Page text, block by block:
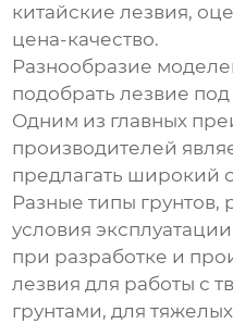
китайские лезвия,
цена-качество.
Разнообразие
подобрать лезвие под
Одним из главных
производителей
предлагать широкий
Разные типы грунтов,
условия
при разработке и
лезвия для работы с
грунтами, для